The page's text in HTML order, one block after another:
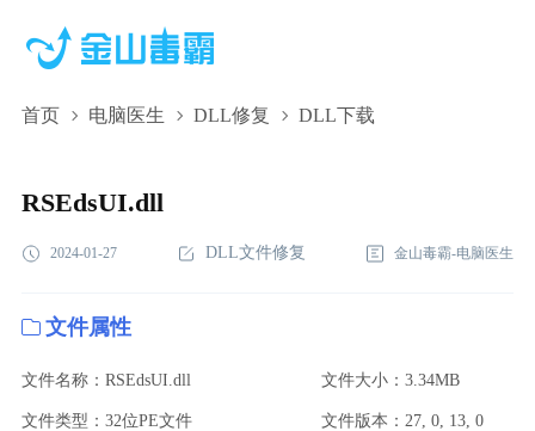
首页 电脑医生 DLL修复 DLL下载
RSEdsUI.dll,RSEdsUI.dll下载,RSEdsUI.dll修复
RSEdsUI.dll
2024-01-27 DLL文件修复 金山毒霸-电脑医生
文件属性
文件名称：RSEdsUI.dll 文件大小：3.34MB
文件类型：32位PE文件 文件版本：27, 0, 13, 0